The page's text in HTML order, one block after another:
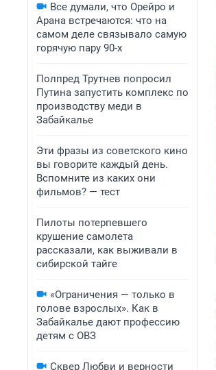
Все думали, что Орейро и
Арана встречаются: что на
самом деле связывало самую
горячую пару 90-х
Полпред Трутнев попросил
Путина запустить комплекс по
производству меди в
Забайкалье
Эти фразы из советского кино
вы говорите каждый день.
Вспомните из каких они
фильмов? — тест
Пилоты потерпевшего
крушение самолета
рассказали, как выживали в
сибирской тайге
«Ограничения — только в
голове взрослых». Как в
Забайкалье дают профессию
детям с ОВЗ
Сквер Любви и верности